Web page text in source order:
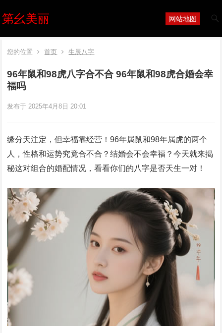
第幺美丽 网站地图
您的位置 首页 生辰八字
96年鼠和98虎八字合不合 96年鼠和98虎合婚会幸
福吗
发布于 2025年4月8日 20:01
缘分天注定，但幸福靠经营！96年属鼠和98年属虎的两个
人，性格和运势究竟合不合？结婚会不会幸福？今天就来揭
秘这对组合的婚配情况，看看你们的八字是否天生一对！